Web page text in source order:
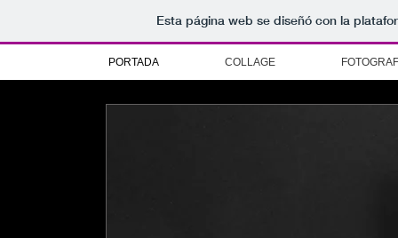
Esta página web se diseñó con la
PORTADA COLLAGE